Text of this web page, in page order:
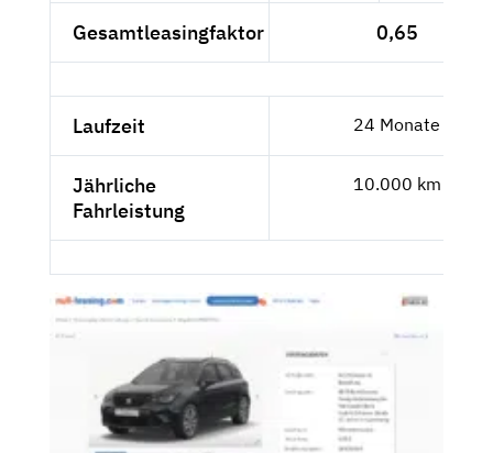
Gesamtleasingfaktor 0,65
Laufzeit 24 Monate
Jährliche
Fahrleistung
10.000 km